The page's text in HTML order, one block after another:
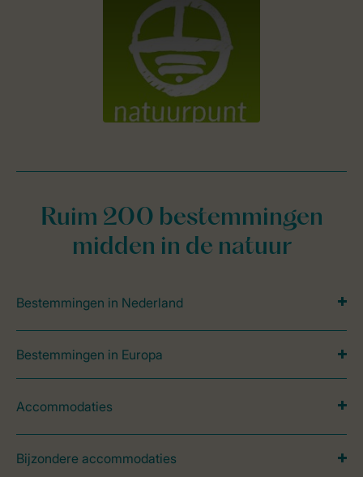
Ruim 200 bestemmingen
midden in de natuur
Bestemmingen in Nederland
Bestemmingen in Europa
Accommodaties
Bijzondere accommodaties